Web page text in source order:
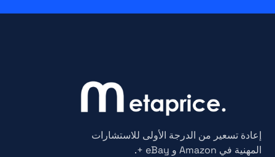
إعادة تسعير من الدرجة الأولى للاستشارات
المهنية في Amazon و eBay +.